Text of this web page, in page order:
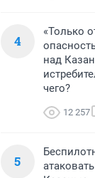
4
«Только
над
чего?
12 257
5